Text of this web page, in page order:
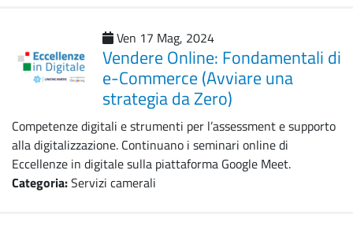
Ven 17 Mag, 2024
Vendere Online: Fondamentali di
e-Commerce (Avviare una
strategia da Zero)
Competenze digitali e strumenti per l’assessment e supporto
alla digitalizzazione. Continuano i seminari online di
Eccellenze in digitale sulla piattaforma Google Meet.
Categoria:Servizi camerali